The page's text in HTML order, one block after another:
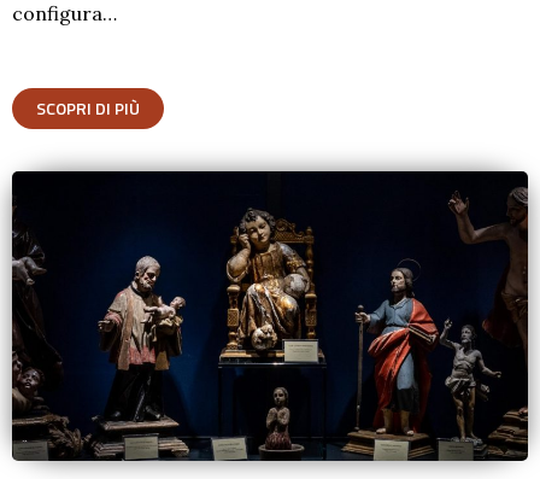
configura…
SCOPRI DI PIÙ